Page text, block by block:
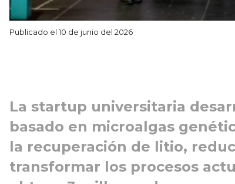
Publicado el 10 de junio del 2026
La startup universitaria
basado en microalgas
la recuperación de litio,
transformar los procesos